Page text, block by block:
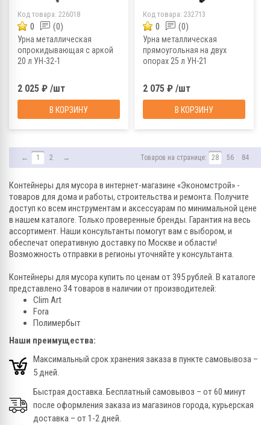
Код товара: 226018
0 (0)
Урна металлическая
опрокидывающая с аркой
20 л УН-32-1
2 025 ₽ /шт
В КОРЗИНУ
Код товара: 232713
0 (0)
Урна металлическая
прямоугольная на двух
опорах 25 л УН-21
2 075 ₽ /шт
В КОРЗИНУ
← 1 2 → Товаров на странице: 28 56 84
Контейнеры для мусора в интернет-магазине «Экономстрой» -
товаров для дома и работы, строительства и ремонта. Получите
доступ ко всем инструментам и аксессуарам по минимальной цене
в нашем каталоге. Только проверенные бренды. Гарантия на весь
ассортимент. Наши консультанты помогут вам с выбором, и
обеспечат оперативную доставку по Москве и области!
Возможность отправки в регионы уточняйте у консультанта.
Контейнеры для мусора купить по ценам от 395 рублей. В каталоге
представлено 34 товаров в наличии от производителей:
Clim Art
Fora
Полимербыт
Наши преимущества:
Максимальный срок хранения заказа в пункте самовывоза –
5 дней.
Быстрая доставка. Бесплатный самовывоз – от 60 минут
после оформления заказа из магазинов города, курьерская
доставка – от 1-2 дней.